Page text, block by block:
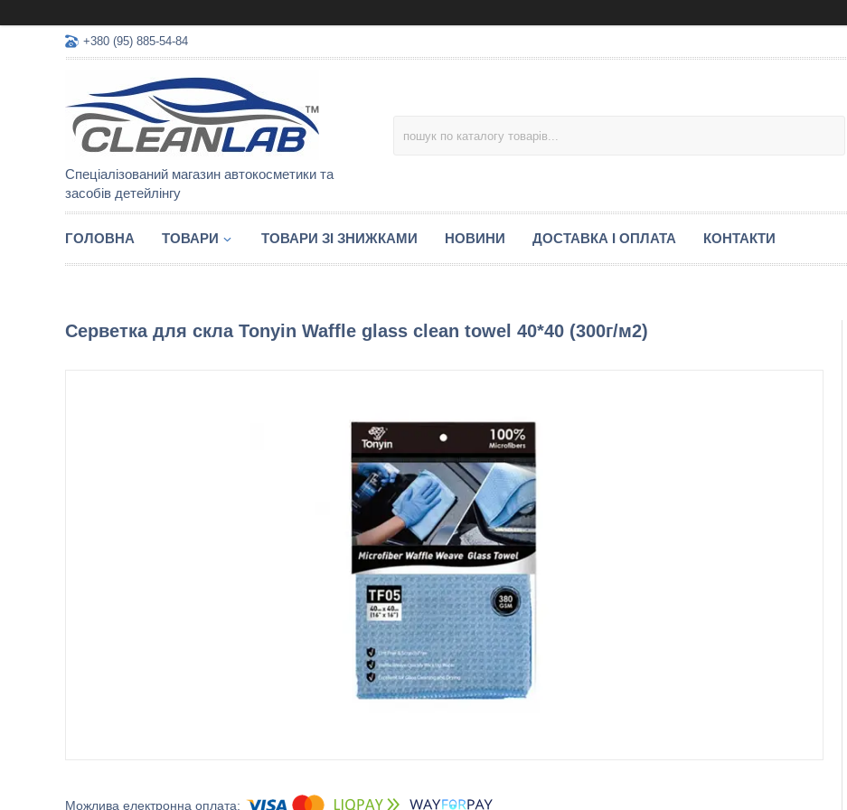
+380 (95) 885-54-84
Спеціалізований магазин автокосметики та
засобів детейлінгу
ГОЛОВНА ТОВАРИ ТОВАРИ ЗІ ЗНИЖКАМИ НОВИНИ ДОСТАВКА І ОПЛАТА КОНТАКТИ
Серветка для скла Tonyin Waffle glass clean towel 40*40 (300г/м2)